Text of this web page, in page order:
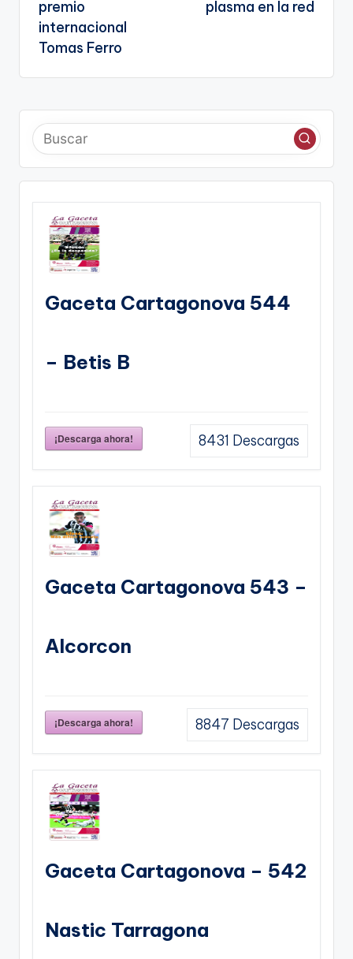
premio
internacional
Tomas Ferro
plasma en la red
Gaceta Cartagonova 544
– Betis B
¡Descarga ahora! 8431 Descargas
Gaceta Cartagonova 543 –
Alcorcon
¡Descarga ahora! 8847 Descargas
Gaceta Cartagonova – 542
Nastic Tarragona